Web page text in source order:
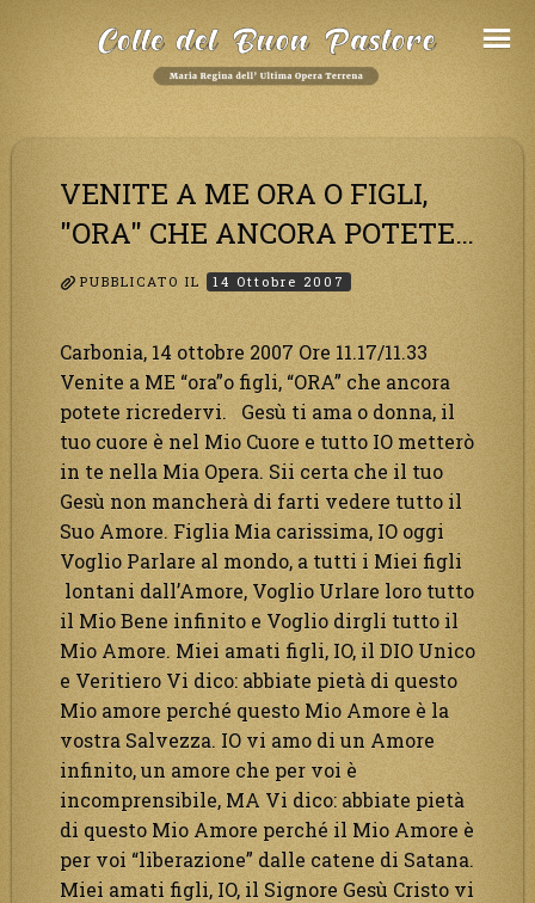
VENITE A ME ORA O FIGLI,
"ORA" CHE ANCORA POTETE…
PUBBLICATO IL 14 Ottobre 2007
Carbonia, 14 ottobre 2007 Ore 11.17/11.33
Venite a ME “ora”o figli, “ORA” che ancora
potete ricredervi. Gesù ti ama o donna, il
tuo cuore è nel Mio Cuore e tutto IO metterò
in te nella Mia Opera. Sii certa che il tuo
Gesù non mancherà di farti vedere tutto il
Suo Amore. Figlia Mia carissima, IO oggi
Voglio Parlare al mondo, a tutti i Miei figli
lontani dall’Amore, Voglio Urlare loro tutto
il Mio Bene infinito e Voglio dirgli tutto il
Mio Amore. Miei amati figli, IO, il DIO Unico
e Veritiero Vi dico: abbiate pietà di questo
Mio amore perché questo Mio Amore è la
vostra Salvezza. IO vi amo di un Amore
infinito, un amore che per voi è
incomprensibile, MA Vi dico: abbiate pietà
di questo Mio Amore perché il Mio Amore è
per voi “liberazione” dalle catene di Satana.
Miei amati figli, IO, il Signore Gesù Cristo vi